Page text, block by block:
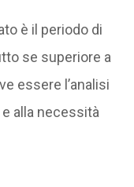
è il periodo di
se superiore a
essere l’analisi
alla necessità